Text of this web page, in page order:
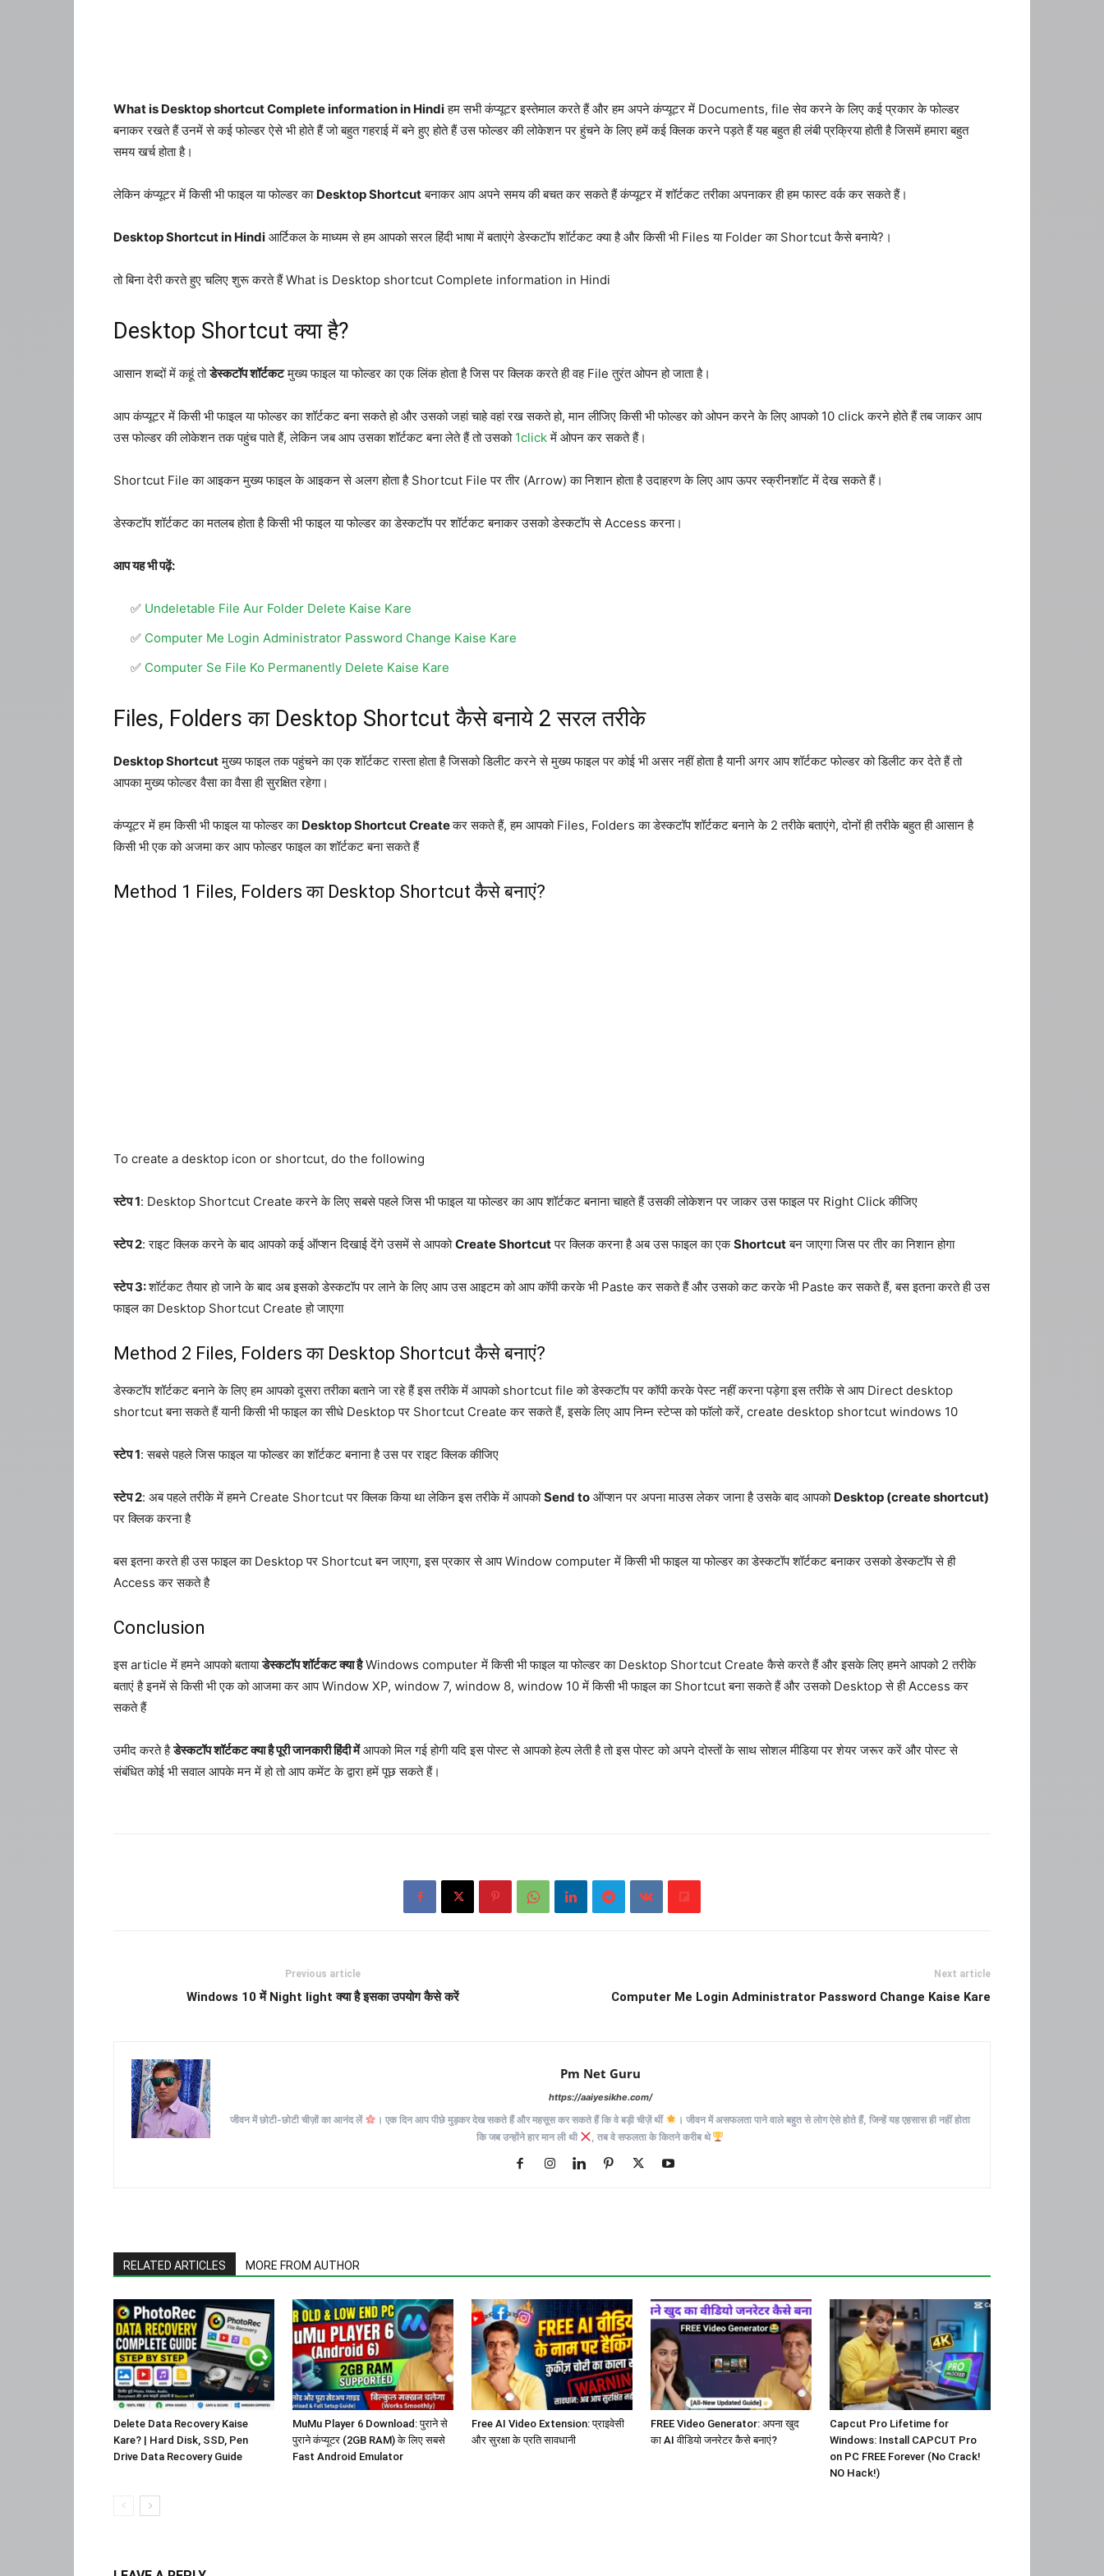
What is Desktop shortcut Complete information in Hindiहम सभी कंप्यूटर इस्तेमाल करते हैं और हम अपने कंप्यूटर में Documents, file सेव करने के लिए कई प्रकार के फोल्डर
बनाकर रखते हैं उनमें से कई फोल्डर ऐसे भी होते हैं जो बहुत गहराई में बने हुए होते हैं उस फोल्डर की लोकेशन पर हुंचने के लिए हमें कई क्लिक करने पड़ते हैं यह बहुत ही लंबी प्रक्रिया होती है जिसमें हमारा बहुत
समय खर्च होता है।
लेकिन कंप्यूटर में किसी भी फाइल या फोल्डर का Desktop Shortcutबनाकर आप अपने समय की बचत कर सकते हैं कंप्यूटर में शॉर्टकट तरीका अपनाकर ही हम फास्ट वर्क कर सकते हैं।
Desktop Shortcut in Hindi आर्टिकल के माध्यम से हम आपको सरल हिंदी भाषा में बताएंगे डेस्कटॉप शॉर्टकट क्या है और किसी भी Files या Folder का Shortcut कैसे बनाये?।
तो बिना देरी करते हुए चलिए शुरू करते हैं What is Desktop shortcut Complete information in Hindi
Desktop Shortcut क्या है?
आसान शब्दों में कहूं तोडेस्कटॉप शॉर्टकटमुख्य फाइल या फोल्डर का एक लिंक होता है जिस पर क्लिक करते ही वह File तुरंत ओपन हो जाता है।
आप कंप्यूटर में किसी भी फाइल या फोल्डर का शॉर्टकट बना सकते हो और उसको जहां चाहे वहां रख सकते हो, मान लीजिए किसी भी फोल्डर को ओपन करने के लिए आपको 10 click करने होते हैं तब जाकर आप
उस फोल्डर की लोकेशन तक पहुंच पाते हैं, लेकिन जब आप उसका शॉर्टकट बना लेते हैं तो उसको 1clickमें ओपन कर सकते हैं।
Shortcut File का आइकन मुख्य फाइल के आइकन से अलग होता है Shortcut File पर तीर (Arrow) का निशान होता है उदाहरण के लिए आप ऊपर स्क्रीनशॉट में देख सकते हैं।
डेस्कटॉप शॉर्टकट का मतलब होता है किसी भी फाइल या फोल्डर का डेस्कटॉप पर शॉर्टकट बनाकर उसको डेस्कटॉप से Access करना।
आप यह भी पढ़ें:
Undeletable File Aur Folder Delete Kaise Kare
Computer Me Login Administrator Password Change Kaise Kare
Computer Se File Ko Permanently Delete Kaise Kare
Files, Folders का Desktop Shortcut कैसे बनाये 2 सरल तरीके
Desktop Shortcutमुख्य फाइल तक पहुंचने का एक शॉर्टकट रास्ता होता है जिसको डिलीट करने से मुख्य फाइल पर कोई भी असर नहीं होता है यानी अगर आप शॉर्टकट फोल्डर को डिलीट कर देते हैं तो
आपका मुख्य फोल्डर वैसा का वैसा ही सुरक्षित रहेगा।
कंप्यूटर में हम किसी भी फाइल या फोल्डर का Desktop Shortcut Createकर सकते हैं, हम आपको Files, Folders का डेस्कटॉप शॉर्टकट बनाने के 2 तरीके बताएंगे, दोनों ही तरीके बहुत ही आसान है
किसी भी एक को अजमा कर आप फोल्डर फाइल का शॉर्टकट बना सकते हैं
Method 1 Files, Folders का Desktop Shortcut कैसे बनाएं?
To create a desktop icon or shortcut, do the following
स्टेप 1: Desktop Shortcut Create करने के लिए सबसे पहले जिस भी फाइल या फोल्डर का आप शॉर्टकट बनाना चाहते हैं उसकी लोकेशन पर जाकर उस फाइल पर Right Click कीजिए
स्टेप 2: राइट क्लिक करने के बाद आपको कई ऑप्शन दिखाई देंगे उसमें से आपकोCreate Shortcutपर क्लिक करना है अब उस फाइल का एकShortcutबन जाएगा जिस पर तीर का निशान होगा
स्टेप 3:शॉर्टकट तैयार हो जाने के बाद अब इसको डेस्कटॉप पर लाने के लिए आप उस आइटम को आप कॉपी करके भी Paste कर सकते हैं और उसको कट करके भी Paste कर सकते हैं, बस इतना करते ही उस
फाइल का Desktop Shortcut Create हो जाएगा
Method 2 Files, Folders का Desktop Shortcut कैसे बनाएं?
डेस्कटॉप शॉर्टकट बनाने के लिए हम आपको दूसरा तरीका बताने जा रहे हैं इस तरीके में आपको shortcut file को डेस्कटॉप पर कॉपी करके पेस्ट नहीं करना पड़ेगा इस तरीके से आप Direct desktop
shortcut बना सकते हैं यानी किसी भी फाइल का सीधे Desktop पर Shortcut Create कर सकते हैं, इसके लिए आप निम्न स्टेप्स को फॉलो करें, create desktop shortcut windows 10
स्टेप 1: सबसे पहले जिस फाइल या फोल्डर का शॉर्टकट बनाना है उस पर राइट क्लिक कीजिए
स्टेप 2: अब पहले तरीके में हमने Create Shortcut पर क्लिक किया था लेकिन इस तरीके में आपकोSend to ऑप्शन पर अपना माउस लेकर जाना है उसके बाद आपको Desktop (create shortcut)
पर क्लिक करना है
बस इतना करते ही उस फाइल का Desktop पर Shortcut बन जाएगा, इस प्रकार से आप Window computer में किसी भी फाइल या फोल्डर का डेस्कटॉप शॉर्टकट बनाकर उसको डेस्कटॉप से ही
Access कर सकते है
Conclusion
इस article में हमने आपको बतायाडेस्कटॉप शॉर्टकट क्या हैWindows computer में किसी भी फाइल या फोल्डर का Desktop Shortcut Create कैसे करते हैं और इसके लिए हमने आपको 2 तरीके
बताएं है इनमें से किसी भी एक को आजमा कर आप Window XP, window 7, window 8, window 10 में किसी भी फाइल का Shortcut बना सकते हैं और उसको Desktop से ही Access कर
सकते हैं
उमीद करते हैडेस्कटॉप शॉर्टकट क्या है पूरी जानकारी हिंदी मेंआपको मिल गई होगी यदि इस पोस्ट से आपको हेल्प लेती है तो इस पोस्ट को अपने दोस्तों के साथ सोशल मीडिया पर शेयर जरूर करें और पोस्ट से
संबंधित कोई भी सवाल आपके मन में हो तो आप कमेंट के द्वारा हमें पूछ सकते हैं।
Previous article
Windows 10 में Night light क्या है इसका उपयोग कैसे करें
Next article
Computer Me Login Administrator Password Change Kaise Kare
Pm Net Guru
https://aaiyesikhe.com/
जीवन में छोटी-छोटी चीज़ों का आनंद लें । एक दिन आप पीछे मुड़कर देख सकते हैं और महसूस कर सकते हैं कि वे बड़ी चीज़ें थीं
। जीवन में असफलता पाने वाले बहुत से लोग ऐसे होते हैं, जिन्हें यह एहसास ही नहीं होता
कि जब उन्होंने हार मान ली थी
, तब वे सफलता के कितने करीब थे
RELATED ARTICLES MORE FROM AUTHOR
Delete Data Recovery Kaise
Kare? | Hard Disk, SSD, Pen
Drive Data Recovery Guide
MuMu Player 6 Download: पुराने से
पुराने कंप्यूटर (2GB RAM) के लिए सबसे
Fast Android Emulator
Free AI Video Extension: प्राइवेसी
और सुरक्षा के प्रति सावधानी
FREE Video Generator: अपना खुद
का AI वीडियो जनरेटर कैसे बनाएं?
Capcut Pro Lifetime for
Windows: Install CAPCUT Pro
on PC FREE Forever (No Crack!
NO Hack!)